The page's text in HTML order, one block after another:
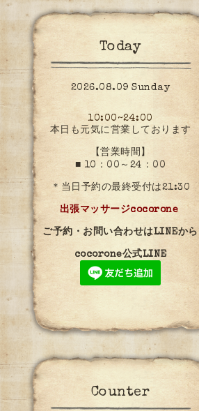
Today
2026.08.09 Sunday
10:00~24:00
本日も元気に営業しております
【営業時間】
■ 10：00～24：00
＊当日予約の最終受付は21:30
出張マッサージcocorone
ご予約・お問い合わせはLINEから
cocorone公式LINE
Counter